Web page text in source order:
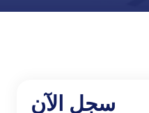
سجل الآن